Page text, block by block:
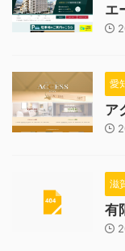
エ
愛
ア
滋
有